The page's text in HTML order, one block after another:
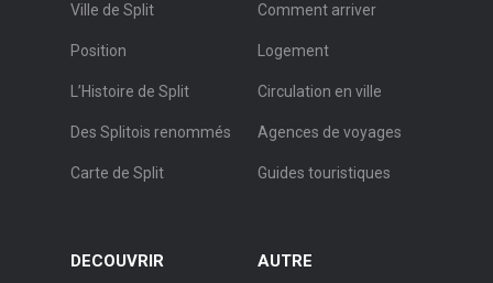
Ville de Split
Position
L’Histoire de Split
Des Splitois renommés
Carte de Split
Comment arriver
Logement
Circulation en ville
Agences de voyages
Guides touristiques
DECOUVRIR AUTRE